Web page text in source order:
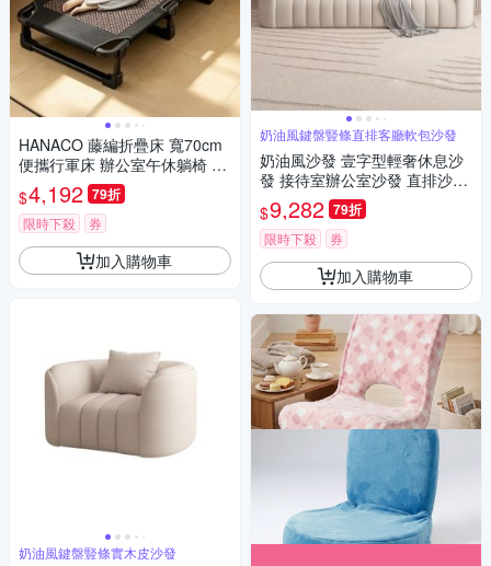
HANACO 藤編折疊床 寬70cm
便攜行軍床 辦公室午休躺椅 午
睡床 午休躺椅 辦公室午休神器
$4,192 79折
限時下殺 券
加入購物車
奶油風鍵盤豎條實木皮沙發
奶油風鍵盤豎條直排客廳軟包沙發
奶油風沙發 壹字型輕奢休息沙
發 接待室辦公室沙發 直排沙發
（150*80*72cm）
$9,282 79折
限時下殺 券
加入購物車